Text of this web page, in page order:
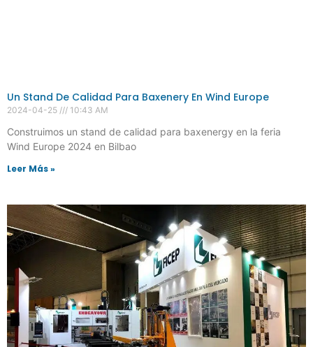
Un Stand De Calidad Para Baxenery En Wind Europe
2024-04-25 10:43 AM
Construimos un stand de calidad para baxenergy en la feria
Wind Europe 2024 en Bilbao
Leer Más »